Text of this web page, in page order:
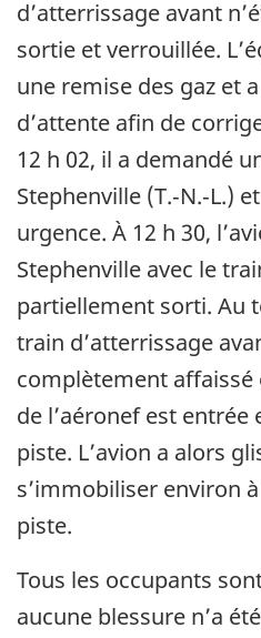
d’atterrissage avant
sortie et verrouillée.
une remise des gaz et
d’attente afin de
12 h 02, il a demandé
Stephenville (T.‑N.‑L.)
urgence. À 12 h 30,
Stephenville avec le
partiellement sorti. Au
train d’atterrissage
complètement
de l’aéronef est entrée
piste. L’avion a alors
s’immobiliser environ
piste.
Tous les occupants
aucune blessure n’a